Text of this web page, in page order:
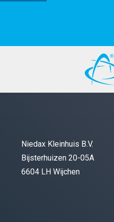
Niedax Kleinhuis B.V.
Bijsterhuizen 20-05A
6604 LH Wijchen